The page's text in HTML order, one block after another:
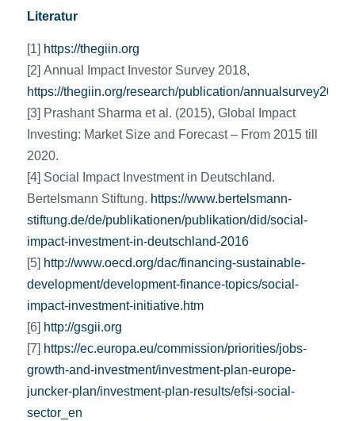
Literatur
[1] https://thegiin.org
[2] Annual Impact Investor Survey 2018,
https://thegiin.org/research/publication/annualsurvey2018
[3] Prashant Sharma et al. (2015), Global Impact
Investing: Market Size and Forecast – From 2015 till
2020.
[4] Social Impact Investment in Deutschland.
Bertelsmann Stiftung. https://www.bertelsmann-
stiftung.de/de/publikationen/publikation/did/social-
impact-investment-in-deutschland-2016
[5] http://www.oecd.org/dac/financing-sustainable-
development/development-finance-topics/social-
impact-investment-initiative.htm
[6] http://gsgii.org
[7] https://ec.europa.eu/commission/priorities/jobs-
growth-and-investment/investment-plan-europe-
juncker-plan/investment-plan-results/efsi-social-
sector_en